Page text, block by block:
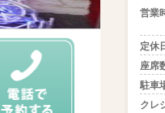
営業
定休
座席
駐車
クレ